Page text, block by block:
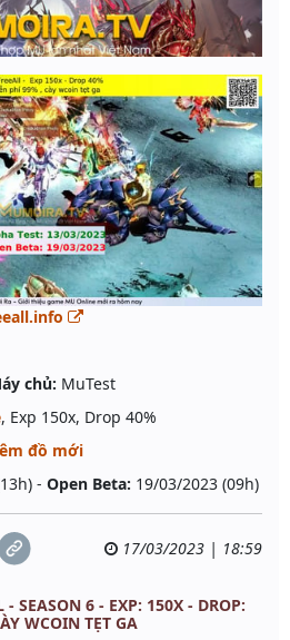
chủ: MuTest
, Exp 150x, Drop 40%
đồ mới
- Open Beta: 19/03/2023 (09h)
17/03/2023 | 18:59
SEASON 6 - EXP: 150X - DROP:
WCOIN TẸT GA